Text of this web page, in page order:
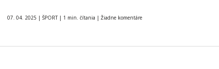
07. 04. 2025 | ŠPORT | 1 min. čítania | Žiadne komentáre